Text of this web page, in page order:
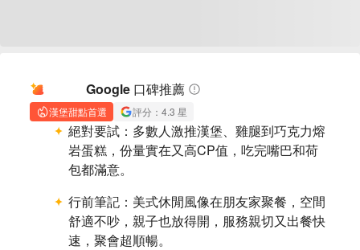
Google 口碑推薦
漢堡甜點首選 評分：4.3 星
絕對要試： 多數人激推漢堡、雞腿到巧克力熔
岩蛋糕，份量實在又高CP值，吃完嘴巴和荷
包都滿意。
行前筆記： 美式休閒風像在朋友家聚餐，空間
舒適不吵，親子也放得開，服務親切又出餐快
速，聚會超順暢。